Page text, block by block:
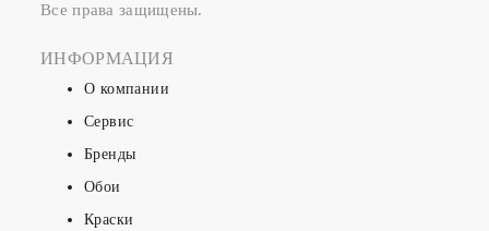
Все права защищены.
ИНФОРМАЦИЯ
О компании
Сервис
Бренды
Обои
Краски